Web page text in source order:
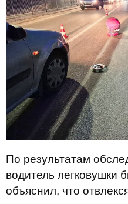
По результатам
водитель легковушки
объяснил, что